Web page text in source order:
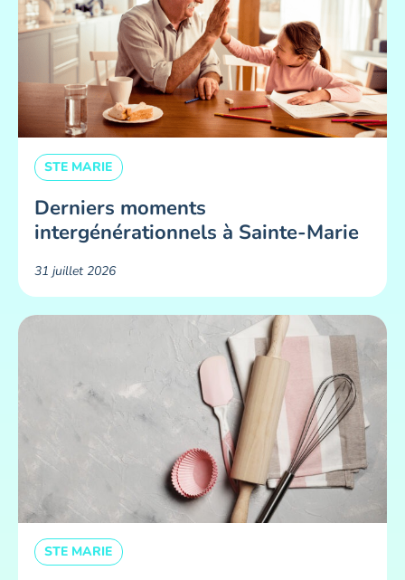
STE MARIE
Derniers moments
intergénérationnels à Sainte-Marie
31 juillet 2026
STE MARIE